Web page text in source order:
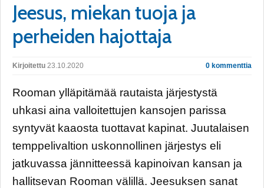
Jeesus, miekan tuoja ja
perheiden hajottaja
Kirjoitettu 23.10.2020 0 kommenttia
Rooman ylläpitämää rautaista järjestystä
uhkasi aina valloitettujen kansojen parissa
syntyvät kaaosta tuottavat kapinat. Juutalaisen
temppelivaltion uskonnollinen järjestys eli
jatkuvassa jännitteessä kapinoivan kansan ja
hallitsevan Rooman välillä. Jeesuksen sanat